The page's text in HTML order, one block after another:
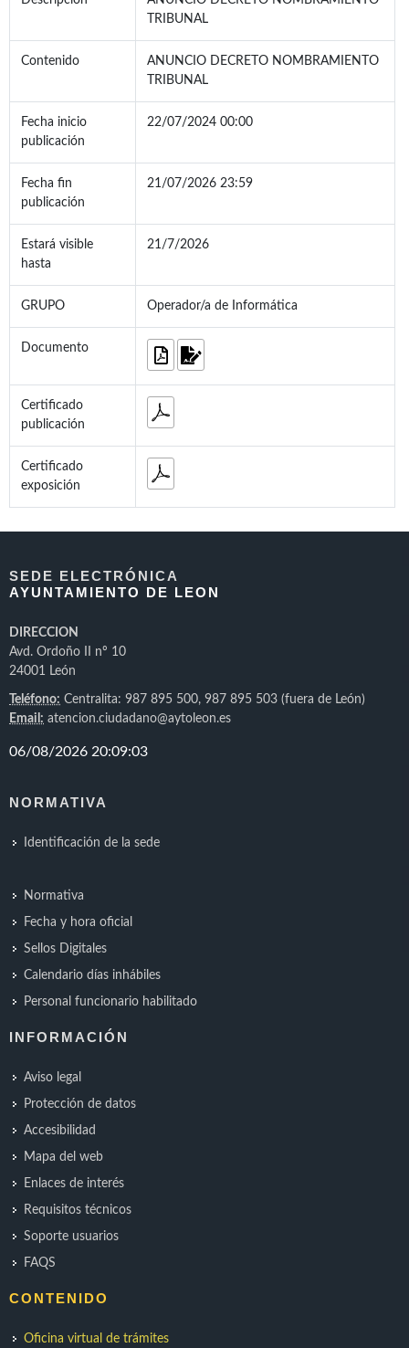
TRIBUNAL
Contenido
ANUNCIO DECRETO NOMBRAMIENTO
TRIBUNAL
Fecha inicio
publicación
22/07/2024 00:00
Fecha fin
publicación
21/07/2026 23:59
Estará visible
hasta
21/7/2026
GRUPO Operador/a de Informática
Documento
Certificado
publicación
Certificado
exposición
SEDE ELECTRÓNICA
AYUNTAMIENTO DE LEON
DIRECCION
Avd. Ordoño II nº 10
24001 León
Teléfono: Centralita: 987 895 500, 987 895 503 (fuera de León)
Email: atencion.ciudadano@aytoleon.es
NORMATIVA
Identificación de la sede
Normativa
Fecha y hora oficial
Sellos Digitales
Calendario días inhábiles
Personal funcionario habilitado
INFORMACIÓN
Aviso legal
Protección de datos
Accesibilidad
Mapa del web
Enlaces de interés
Requisitos técnicos
Soporte usuarios
FAQS
CONTENIDO
Oficina virtual de trámites